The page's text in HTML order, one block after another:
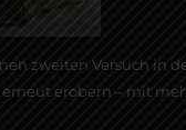
zweiten Versuch in
erobern – mit